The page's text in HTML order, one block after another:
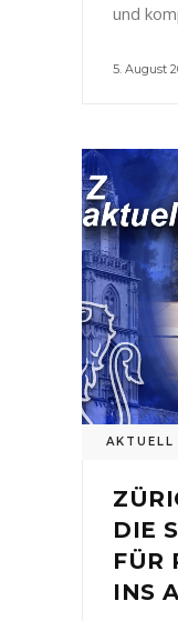
und
5. August
AKTUELL
DIE
FÜR
INS